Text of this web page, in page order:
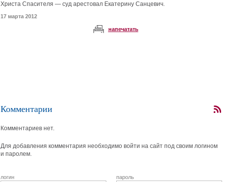
Христа Спасителя — суд арестовал Екатерину Санцевич.
17 марта 2012
напечатать
Комментарии
Комментариев нет.
Для добавления комментария необходимо войти на сайт под своим логином
и паролем.
логин пароль